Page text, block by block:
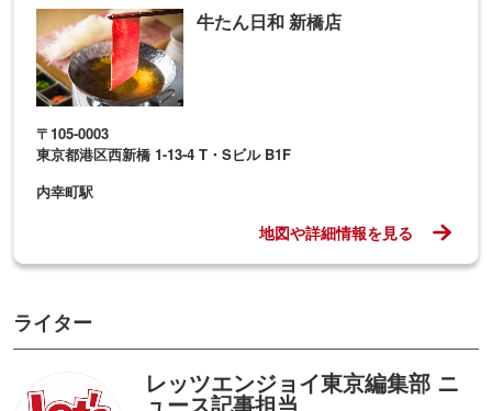
牛たん日和 新橋店
〒105-0003
東京都港区西新橋 1-13-4 T・Sビル B1F
内幸町駅
地図や詳細情報を見る
ライター
レッツエンジョイ東京編集部 ニ
ュース記事担当